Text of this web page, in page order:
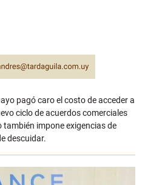
pagó caro el costo de acceder a
ciclo de acuerdos comerciales
impone exigencias de
descuidar.